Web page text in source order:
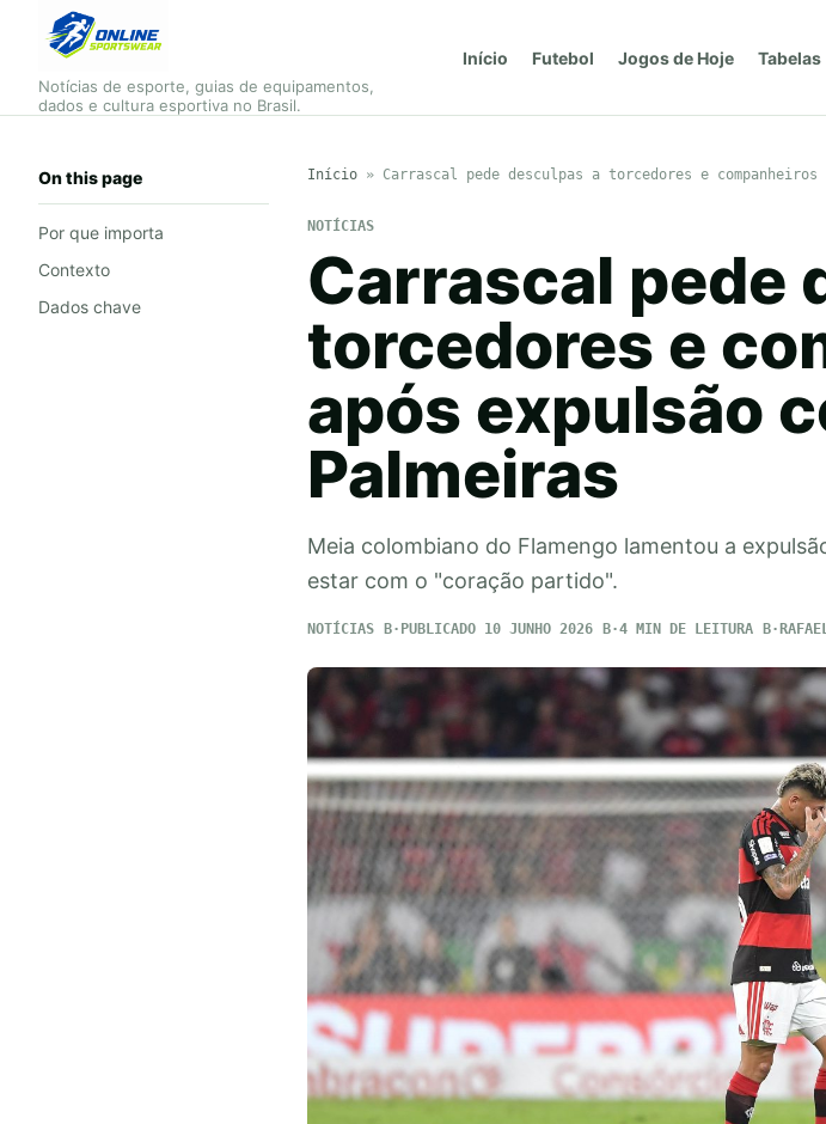
Notícias de esporte, guias de equipamentos,
dados e cultura esportiva no Brasil.
Início Futebol Jogos de Hoje Tabelas
On this page
Por que importa
Contexto
Dados chave
Início» Carrascal pede desculpas a torcedores e
NOTÍCIAS
Carrascal pede
torcedores e
após expulsão
Palmeiras
Meia colombiano do Flamengo lamentou a
estar com o "coração partido".
NOTÍCIAS PUBLICADO 10 JUNHO 2026 4 MIN DE LEITURA